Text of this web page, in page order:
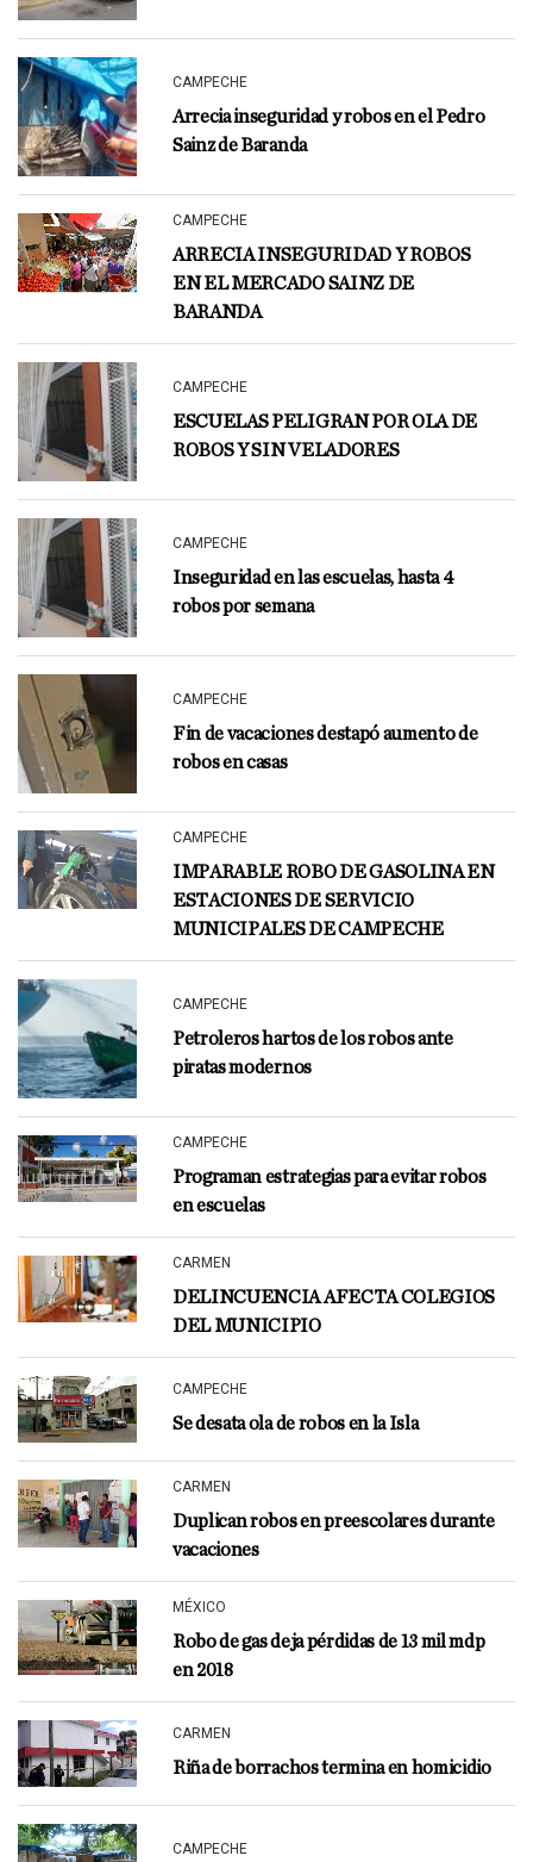
CAMPECHE
Arrecia inseguridad y robos en el Pedro
Sainz de Baranda
CAMPECHE
ARRECIA INSEGURIDAD Y ROBOS
EN EL MERCADO SAINZ DE
BARANDA
CAMPECHE
ESCUELAS PELIGRAN POR OLA DE
ROBOS Y SIN VELADORES
CAMPECHE
Inseguridad en las escuelas, hasta 4
robos por semana
CAMPECHE
Fin de vacaciones destapó aumento de
robos en casas
CAMPECHE
IMPARABLE ROBO DE GASOLINA EN
ESTACIONES DE SERVICIO
MUNICIPALES DE CAMPECHE
CAMPECHE
Petroleros hartos de los robos ante
piratas modernos
CAMPECHE
Programan estrategias para evitar robos
en escuelas
CARMEN
DELINCUENCIA AFECTA COLEGIOS
DEL MUNICIPIO
CAMPECHE
Se desata ola de robos en la Isla
CARMEN
Duplican robos en preescolares durante
vacaciones
MÉXICO
Robo de gas deja pérdidas de 13 mil mdp
en 2018
CARMEN
Riña de borrachos termina en homicidio
CAMPECHE